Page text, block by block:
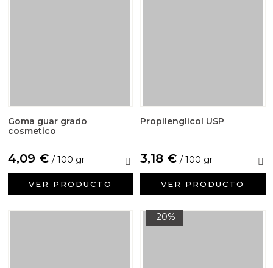
Goma guar grado
cosmetico
4,09 € / 100 gr
VER PRODUCTO
Propilenglicol USP
3,18 € / 100 gr
VER PRODUCTO
-20%